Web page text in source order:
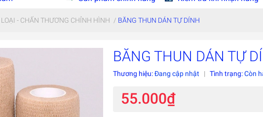
- CHẤN THƯƠNG CHỈNH HÌNH / BĂNG THUN DÁN TỰ DÍNH
BĂNG THUN DÁN TỰ
Thương hiệu:Đang cập nhật | Tình trạng:Còn
55.000₫